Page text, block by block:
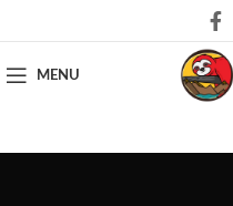
MENU
Deja que la montaña sea